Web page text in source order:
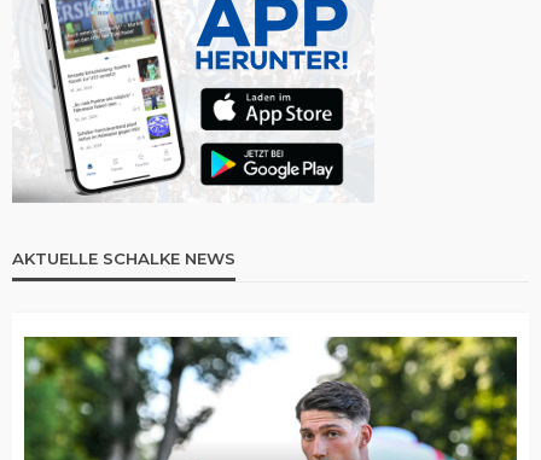
AKTUELLE SCHALKE NEWS